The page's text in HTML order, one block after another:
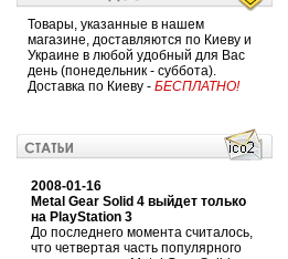
Товары, указанные в нашем
магазине, доставляются по Киеву и
Украине в любой удобный для Вас
день (понедельник - суббота).
Доставка по Киеву - БЕСПЛАТНО!
2008-01-16
Metal Gear Solid 4 выйдет только
на PlayStation 3
До последнего момента считалось,
что четвертая часть популярного